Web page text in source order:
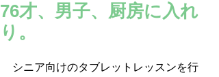
76才、男子、厨房に入れ
り。
シニア向けのタブレットレッスンを行